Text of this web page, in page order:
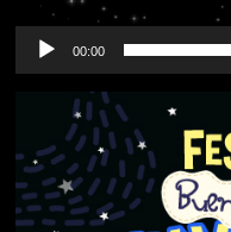
00:00